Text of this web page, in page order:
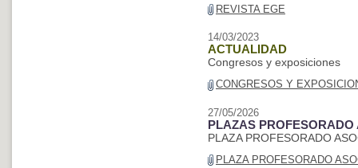
REVISTA EGE
14/03/2023
ACTUALIDAD
Congresos y exposiciones
CONGRESOS Y
27/05/2026
PLAZAS
PLAZA PROFESORADO
PLAZA PROFESORADO